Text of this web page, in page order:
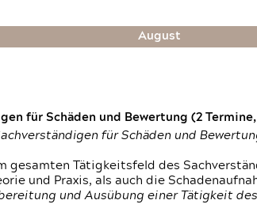
August
für Schäden und Bewertung (2
für Schäden und
gesamten Tätigkeitsfeld des
und Praxis, als auch die
und Ausübung einer Tätigkeit